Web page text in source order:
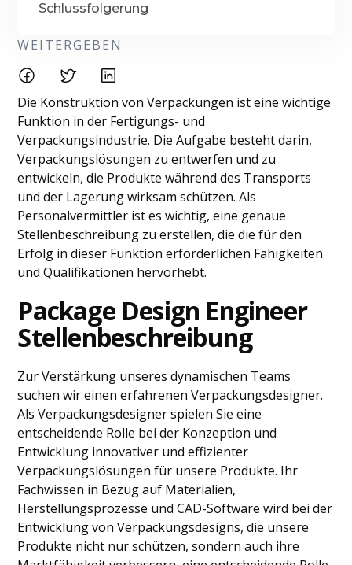
Schlussfolgerung
WEITERGEBEN
Die Konstruktion von Verpackungen ist eine wichtige
Funktion in der Fertigungs- und
Verpackungsindustrie. Die Aufgabe besteht darin,
Verpackungslösungen zu entwerfen und zu
entwickeln, die Produkte während des Transports
und der Lagerung wirksam schützen. Als
Personalvermittler ist es wichtig, eine genaue
Stellenbeschreibung zu erstellen, die die für den
Erfolg in dieser Funktion erforderlichen Fähigkeiten
und Qualifikationen hervorhebt.
Package Design Engineer
Stellenbeschreibung
Zur Verstärkung unseres dynamischen Teams
suchen wir einen erfahrenen Verpackungsdesigner.
Als Verpackungsdesigner spielen Sie eine
entscheidende Rolle bei der Konzeption und
Entwicklung innovativer und effizienter
Verpackungslösungen für unsere Produkte. Ihr
Fachwissen in Bezug auf Materialien,
Herstellungsprozesse und CAD-Software wird bei der
Entwicklung von Verpackungsdesigns, die unsere
Produkte nicht nur schützen, sondern auch ihre